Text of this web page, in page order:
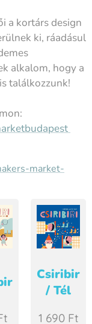
a kortárs design
ki, ráadásul
alkalom, hogy a
találkozzunk!
market-
Csiribiri
/ Tél
1 690Ft